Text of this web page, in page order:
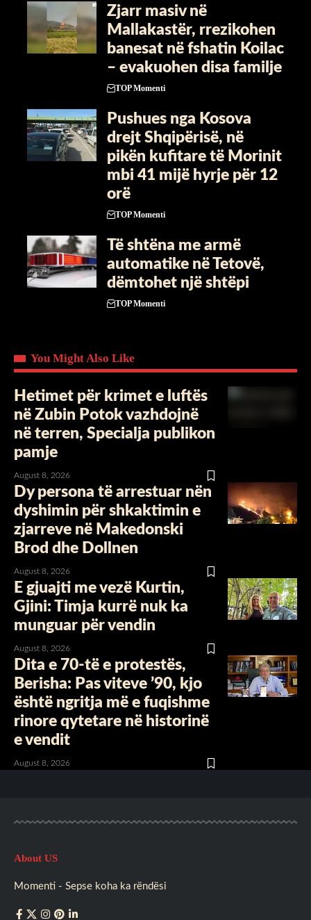
Zjarr masiv në
Mallakastër, rrezikohen
banesat në fshatin Koilac
– evakuohen disa familje
TOP Momenti
​Pushues nga Kosova
drejt Shqipërisë, në
pikën kufitare të Morinit
mbi 41 mijë hyrje për 12
orë
TOP Momenti
Të shtëna me armë
automatike në Tetovë,
dëmtohet një shtëpi
TOP Momenti
You Might Also Like
Hetimet për krimet e luftës
në Zubin Potok vazhdojnë
në terren, Specialja publikon
pamje
August 8, 2026
Dy persona të arrestuar nën
dyshimin për shkaktimin e
zjarreve në Makedonski
Brod dhe Dollnen
August 8, 2026
E gjuajti me vezë Kurtin, ​
Gjini: Timja kurrë nuk ka
munguar për vendin
August 8, 2026
Dita e 70-të e protestës,
Berisha: Pas viteve ’90, kjo
është ngritja më e fuqishme
rinore qytetare në historinë
e vendit
August 8, 2026
About US
Momenti - Sepse koha ka rëndësi